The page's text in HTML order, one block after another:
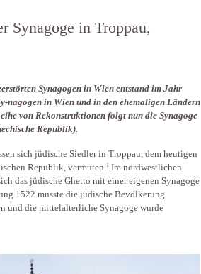
Synagoge in Troppau,
Synagogen in Wien entstand im Jahr
nagogen in Wien und in den ehemaligen Ländern
von Rekonstruktionen folgt nun die Synagoge
Republik).
sich jüdische Siedler in Troppau, dem heutigen
Republik, vermuten.1 Im nordwestlichen
das jüdische Ghetto mit einer eigenen Synagoge
1522 musste die jüdische Bevölkerung
und die mittelalterliche Synagoge wurde